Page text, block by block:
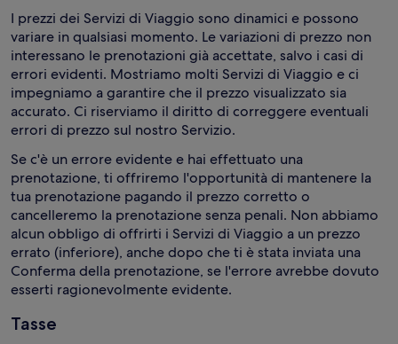
I prezzi dei Servizi di Viaggio sono dinamici e possono
variare in qualsiasi momento. Le variazioni di prezzo non
interessano le prenotazioni già accettate, salvo i casi di
errori evidenti. Mostriamo molti Servizi di Viaggio e ci
impegniamo a garantire che il prezzo visualizzato sia
accurato. Ci riserviamo il diritto di correggere eventuali
errori di prezzo sul nostro Servizio.
Se c'è un errore evidente e hai effettuato una
prenotazione, ti offriremo l'opportunità di mantenere la
tua prenotazione pagando il prezzo corretto o
cancelleremo la prenotazione senza penali. Non abbiamo
alcun obbligo di offrirti i Servizi di Viaggio a un prezzo
errato (inferiore), anche dopo che ti è stata inviata una
Conferma della prenotazione, se l'errore avrebbe dovuto
esserti ragionevolmente evidente.
Tasse